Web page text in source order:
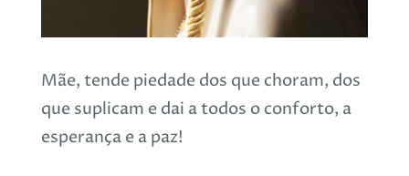
Mãe, tende piedade dos que choram, dos
que suplicam e dai a todos o conforto, a
esperança e a paz!